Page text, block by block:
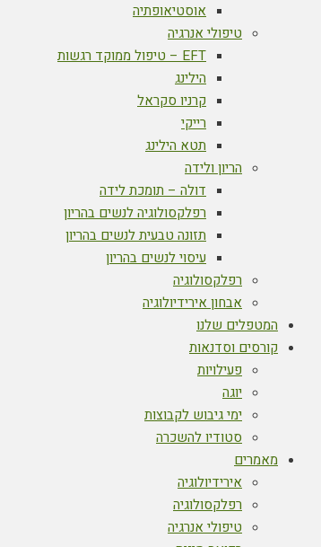
אוסטיאופתיה
טיפולי אנרגיה
EFT – טיפול ממוקד רגשות
הילינג
קרניו סקראל
רייקי
תטא הילינג
הריון ולידה
דולה – תומכת לידה
רפלקסולוגיה לנשים בהריון
תזונה טבעית לנשים בהריון
עיסוי לנשים בהריון
רפלקסולוגיה
אבחון אירידיולוגיה
המטפלים שלנו
קורסים וסדנאות
פעילויות
יוגה
ימי גיבוש לקבוצות
סטודיו להשכרה
מאמרים
אירידיולוגיה
רפלקסולוגיה
טיפולי אנרגיה